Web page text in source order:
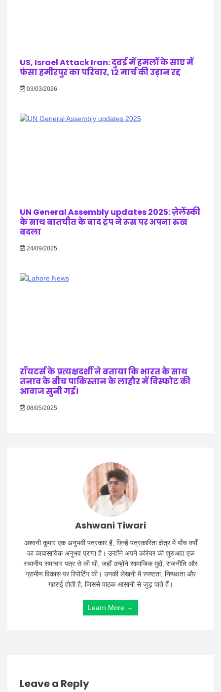
US, Israel Attack Iran: दुबई में हमलों के साए में
फंसा हमीरपुर का परिवार, 12 मार्च की उड़ान रद्द
03/03/2026
UN General Assembly updates 2025: ज़ेलेंस्की
के साथ बातचीत के बाद ट्रंप ने रूस पर अपना रुख
बदला
24/09/2025
रॉयटर्स के प्रत्यक्षदर्शी ने बताया कि भारत के साथ
तनाव के बीच पाकिस्तान के लाहौर में विस्फोट की
आवाज सुनी गई।
08/05/2025
Ashwani Tiwari
अश्वनी कुमार एक अनुभवी पत्रकार हैं, जिन्हें पत्रकारिता क्षेत्र में पाँच वर्षों
का व्यावसायिक अनुभव प्राप्त है। उन्होंने अपने करियर की शुरुआत एक
स्थानीय समाचार पत्र से की थी, जहाँ उन्होंने सामाजिक मुद्दों, राजनीति और
ग्रामीण विकास पर रिपोर्टिंग की। उनकी लेखनी में स्पष्टता, निष्पक्षता और
गहराई होती है, जिससे पाठक आसानी से जुड़ पाते हैं।
Learn More →
Leave a Reply